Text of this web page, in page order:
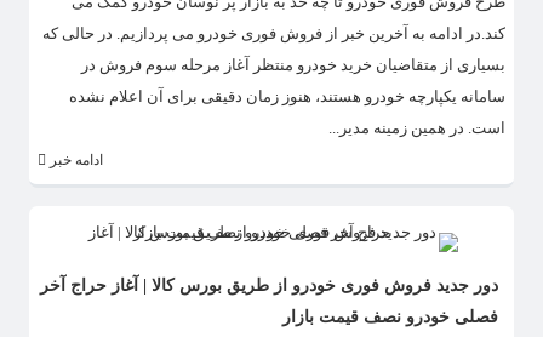
کند.در ادامه به آخرین خبر از فروش فوری خودرو می پردازیم. در حالی که
بسیاری از متقاضیان خرید خودرو منتظر آغاز مرحله سوم فروش در
سامانه یکپارچه خودرو هستند، هنوز زمان دقیقی برای آن اعلام نشده
است. در همین زمینه مدیر...
ادامه خبر
دور جدید فروش فوری خودرو از طریق بورس کالا | آغاز حراج آخر
فصلی خودرو نصف قیمت بازار